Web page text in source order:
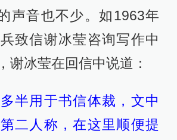
声音也不少。如1963年
致信谢冰莹咨询写作中
谢冰莹在回信中说道：
半用于书信体裁，文中
二人称，在这里顺便提